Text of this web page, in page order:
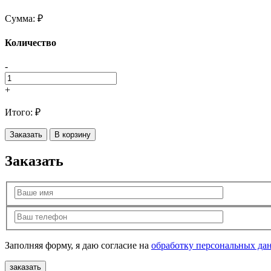
Сумма: ₽
Количество
-
+
Итого: ₽
Заказать В корзину
Заказать
Заполняя форму, я даю согласие на обработку персональных